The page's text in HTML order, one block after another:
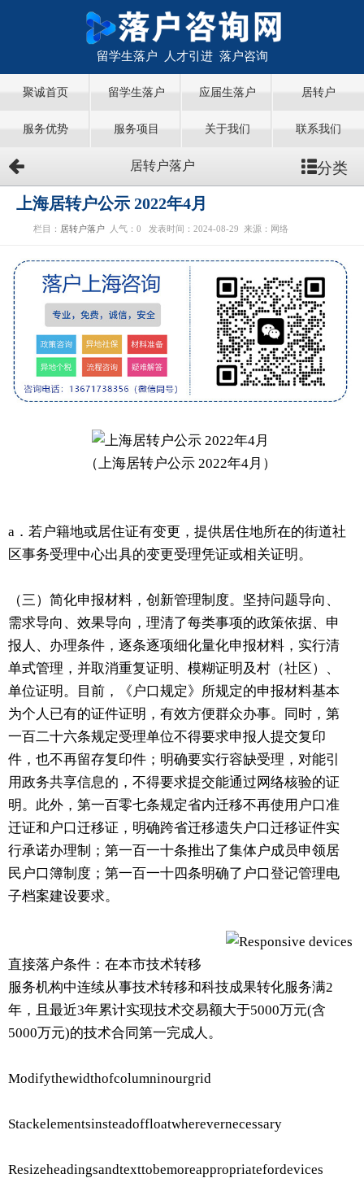
留学生落户 人才引进 落户咨询
聚诚首页 留学生落户 应届生落户 居转户
服务优势 服务项目 关于我们 联系我们
居转户落户 分类
上海居转户公示 2022年4月
栏目： 居转户落户 人气： 0 发表时间：2024-08-29 来源：网络
（上海居转户公示 2022年4月）
a．若户籍地或居住证有变更，提供居住地所在的街道社
区事务受理中心出具的变更受理凭证或相关证明。
（三）简化申报材料，创新管理制度。坚持问题导向、
需求导向、效果导向，理清了每类事项的政策依据、申
报人、办理条件，逐条逐项细化量化申报材料，实行清
单式管理，并取消重复证明、模糊证明及村（社区）、
单位证明。目前，《户口规定》所规定的申报材料基本
为个人已有的证件证明，有效方便群众办事。同时，第
一百二十六条规定受理单位不得要求申报人提交复印
件，也不再留存复印件；明确要实行容缺受理，对能引
用政务共享信息的，不得要求提交能通过网络核验的证
明。此外，第一百零七条规定省内迁移不再使用户口准
迁证和户口迁移证，明确跨省迁移遗失户口迁移证件实
行承诺办理制；第一百一十条推出了集体户成员申领居
民户口簿制度；第一百一十四条明确了户口登记管理电
子档案建设要求。
直接落户条件：在本市技术转移
服务机构中连续从事技术转移和科技成果转化服务满2
年，且最近3年累计实现技术交易额大于5000万元(含
5000万元)的技术合同第一完成人。
Modifythewidthofcolumninourgrid
Stackelementsinsteadoffloatwherevernecessary
Resizeheadingsandtexttobemoreappropriatefordevices